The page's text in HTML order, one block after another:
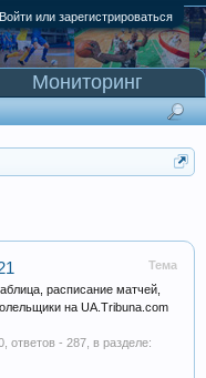
Войти или зарегистрироваться
Тема
расписание матчей,
на UA.Tribuna.com
, ответов - 287, в разделе:
Мониторинг